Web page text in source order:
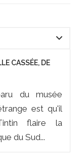
CASSÉE, DE
du musée
est qu'il
flaire la
du Sud...